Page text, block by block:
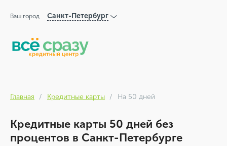
Ваш город Санкт-Петербург
Главная Кредитные карты На 50 дней
Кредитные карты 50 дней без
процентов в Санкт-Петербурге